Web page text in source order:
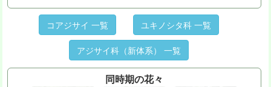
コアジサイ 一覧 ユキノシタ科 一覧
アジサイ科（新体系） 一覧
同時期の花々